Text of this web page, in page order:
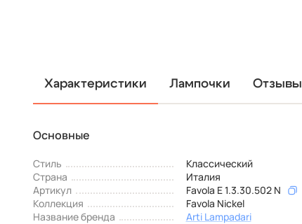
Характеристики Лампочки Отзывы
Основные
Стиль
Классический
Страна
Италия
Артикул
Favola E 1.3.30.502 N
Коллекция
Favola Nickel
Название бренда
Arti Lampadari